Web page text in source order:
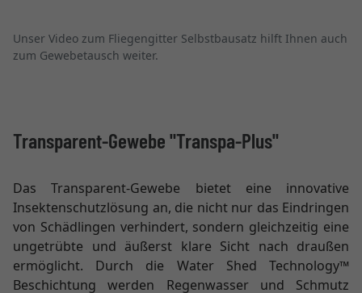
Unser Video zum Fliegengitter Selbstbausatz hilft Ihnen auch
zum Gewebetausch weiter.
Transparent-Gewebe "Transpa-Plus"
Das Transparent-Gewebe bietet eine innovative
Insektenschutzlösung an, die nicht nur das Eindringen
von Schädlingen verhindert, sondern gleichzeitig eine
ungetrübte und äußerst klare Sicht nach draußen
ermöglicht. Durch die Water Shed Technology™
Beschichtung werden Regenwasser und Schmutz